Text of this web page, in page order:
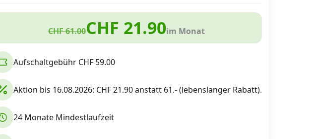
CHF 61.00CHF 21.90im Monat
Aufschaltgebühr CHF 59.00
Aktion bis 16.08.2026: CHF 21.90 anstatt 61.- (lebenslanger Rabatt).
24 Monate Mindestlaufzeit